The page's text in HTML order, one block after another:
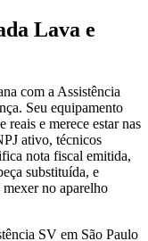
Lava e
com a Assistência
Seu equipamento
e merece estar nas
ativo, técnicos
nota fiscal emitida,
substituída, e
no aparelho
SV em São Paulo